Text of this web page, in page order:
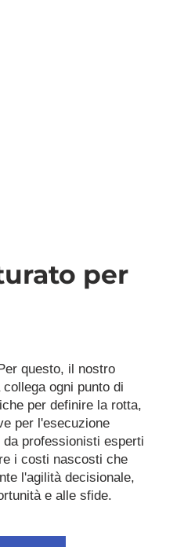
per
questo, il nostro
ogni punto di
per definire la rotta,
per l'esecuzione
professionisti esperti
i costi nascosti che
l'agilità decisionale,
e alle sfide.